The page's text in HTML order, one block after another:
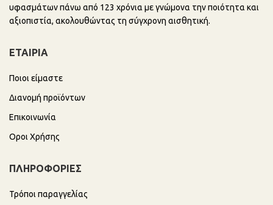
υφασμάτων πάνω από 123 χρόνια με γνώμονα την ποιότητα και
αξιοπιστία, ακολουθώντας τη σύγχρονη αισθητική.
ΕΤΑΙΡΙΑ
Ποιοι είμαστε
Διανομή προϊόντων
Επικοινωνία
Οροι Χρήσης
ΠΛΗΡΟΦΟΡΙΕΣ
Τρόποι παραγγελίας